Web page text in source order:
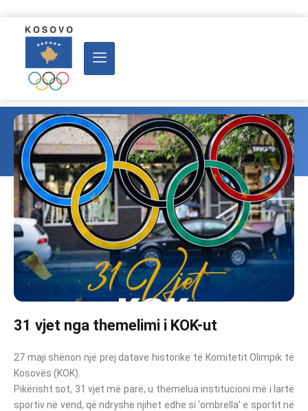
31 vjet nga themelimi i KOK-ut
27 maji shënon një prej datave historike të Komitetit Olimpik të
Kosovës (KOK).
Pikërisht sot, 31 vjet më parë, u themelua institucioni më i lartë
sportiv në vend, që ndryshe njihet edhe si ‘ombrella’ e sportit në